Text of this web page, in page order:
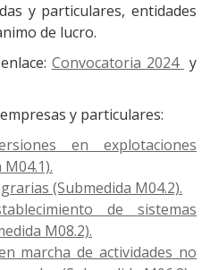
y particulares, entidades
de lucro.
Convocatoria 2024 y
y particulares:
en explotaciones
(Submedida M04.2).
de sistemas
M08.2).
marcha de actividades no